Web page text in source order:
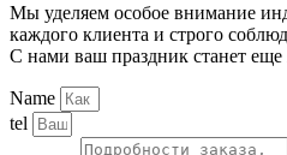
Мы уделяем особое внимание
каждого клиента и строго
С нами ваш праздник станет еще
Name
tel